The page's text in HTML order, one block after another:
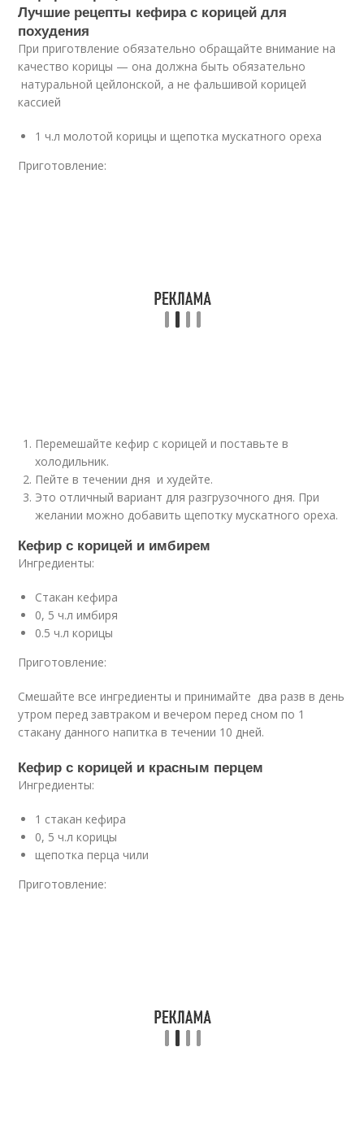
Лучшие рецепты кефира с корицей для
похудения
При приготвление обязательно обращайте внимание на
качество корицы — она должна быть обязательно
натуральной цейлонской, а не фальшивой корицей
кассией
1 ч.л молотой корицы и щепотка мускатного ореха
Приготовление:
Перемешайте кефир с корицей и поставьте в
холодильник.
Пейте в течении дня и худейте.
Это отличный вариант для разгрузочного дня. При
желании можно добавить щепотку мускатного ореха.
Кефир с корицей и имбирем
Ингредиенты:
Стакан кефира
0, 5 ч.л имбиря
0.5 ч.л корицы
Приготовление:
Смешайте все ингредиенты и принимайте два разв в день
утром перед завтраком и вечером перед сном по 1
стакану данного напитка в течении 10 дней.
Кефир с корицей и красным перцем
Ингредиенты:
1 стакан кефира
0, 5 ч.л корицы
щепотка перца чили
Приготовление: